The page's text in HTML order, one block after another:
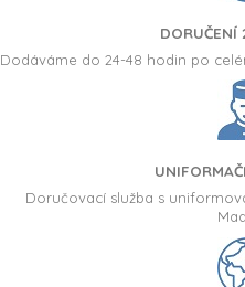
DORUČENÍ
Dodáváme do 24-48 hodin po
Doručovací služba s